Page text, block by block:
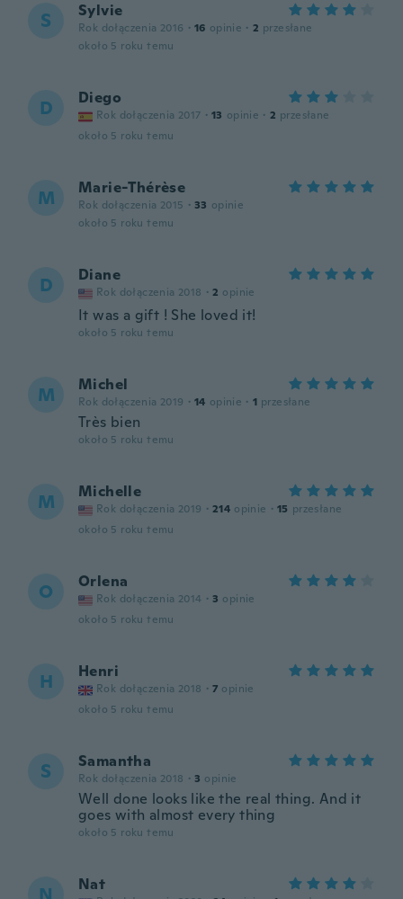
S Sylvie
Rok dołączenia 2016 · 16 opinie · 2 przesłane
około 5 roku temu
D Diego
Rok dołączenia 2017 · 13 opinie · 2 przesłane
około 5 roku temu
M Marie-Thérèse
Rok dołączenia 2015 · 33 opinie
około 5 roku temu
D Diane
Rok dołączenia 2018 · 2 opinie
It was a gift ! She loved it!
około 5 roku temu
M Michel
Rok dołączenia 2019 · 14 opinie · 1 przesłane
Très bien
około 5 roku temu
M Michelle
Rok dołączenia 2019 · 214 opinie · 15 przesłane
około 5 roku temu
O Orlena
Rok dołączenia 2014 · 3 opinie
około 5 roku temu
H Henri
Rok dołączenia 2018 · 7 opinie
około 5 roku temu
S Samantha
Rok dołączenia 2018 · 3 opinie
Well done looks like the real thing. And it
goes with almost every thing
około 5 roku temu
Nat